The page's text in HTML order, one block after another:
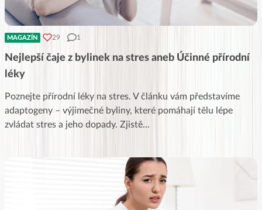
MAGAZÍN 29 1
Nejlepší čaje z bylinek na stres aneb Účinné přírodní
léky
Poznejte přírodní léky na stres. V článku vám představíme
adaptogeny – výjimečné byliny, které pomáhají tělu lépe
zvládat stres a jeho dopady. Zjistě...